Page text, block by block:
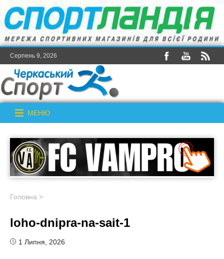
Серпень 9, 2026
МЕНЮ
Головна >
loho-dnipra-na-sait-1
1 Липня, 2026